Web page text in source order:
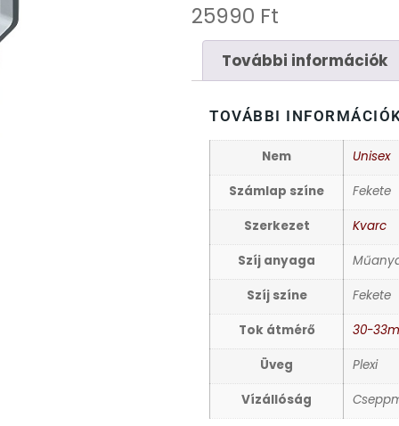
25990 Ft
További információk
TOVÁBBI
Nem Unisex
Számlap színe Fekete
Szerkezet Kvarc
Szíj anyaga
Szíj színe Fekete
Tok átmérő 30-
Üveg Plexi
Vízállóság